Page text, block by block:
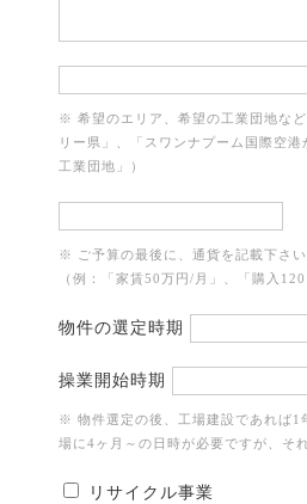
※ 希望のエリア、希望の工業団地な
リー県」、「スワンナプーム国際空
工業団地」）
※ ご予算の最後に、通貨を記載下さ
（例：「家賃50万円/月」、「購入
物件の選定時期
操業開始時期
※ 物件選定の後、工場建設であれば1
場に4ヶ月～の日時が必要ですが、そ
リサイクル事業